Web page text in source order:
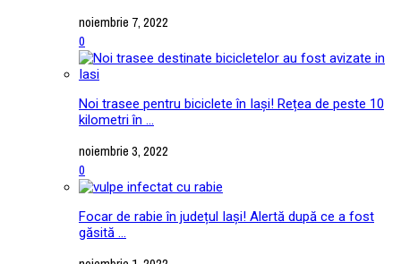
noiembrie 7, 2022
0
Noi trasee pentru biciclete în Iași! Rețea de peste 10
kilometri în ...
noiembrie 3, 2022
0
Focar de rabie în județul Iași! Alertă după ce a fost
găsită ...